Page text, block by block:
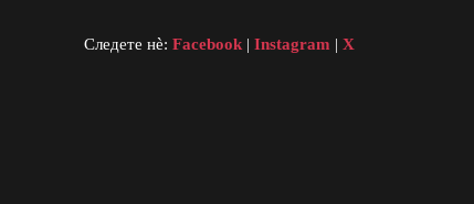
Следете нè: Facebook| Instagram | X